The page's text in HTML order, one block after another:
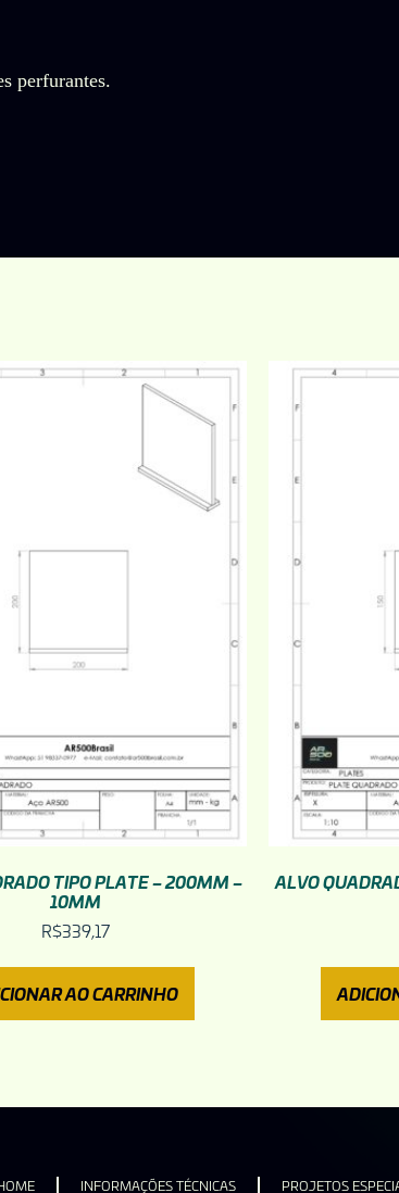
perfurantes.
TIPO PLATE – 200MM –
10MM
R$339,17
AO CARRINHO
ALVO
INFORMAÇÕES TÉCNICAS PROJETOS